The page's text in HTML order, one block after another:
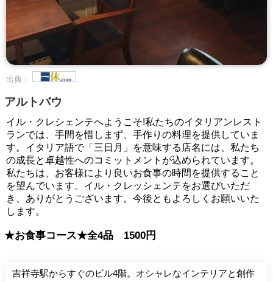
出典：
アルトバウ
イル・クレシェンテへようこそ!私たちのイタリアンレスト
ランでは、手間を惜しまず、手作りの料理を提供していま
す。イタリア語で「三日月」を意味する店名には、私たち
の成長と卓越性へのコミットメントが込められています。
私たちは、お客様により良いお食事の時間を提供すること
を望んでいます。イル・クレッシェンテをお選びいただ
き、ありがとうございます。今後ともよろしくお願いいた
します。
★お食事コース★全4品 1500円
吉祥寺駅からすぐのビル4階。オシャレなインテリアと創作